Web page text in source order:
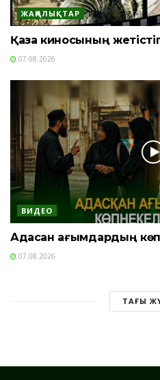
ЖАҢАЛЫҚТАР
Қазақ киносының
07.08.2026
ВИДЕО
Адасқан ағымдардың
07.08.2026
ТАҒЫ